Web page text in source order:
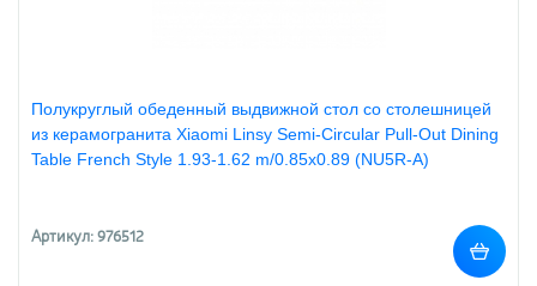
Полукруглый обеденный выдвижной стол со столешницей
из керамогранита Xiaomi Linsy Semi-Circular Pull-Out Dining
Table French Style 1.93-1.62 m/0.85x0.89 (NU5R-A)
Артикул: 976512